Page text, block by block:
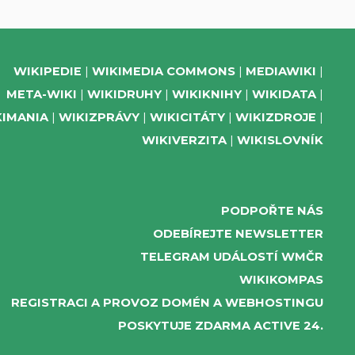
WIKIPEDIE WIKIMEDIA COMMONS
MEDIAWIKI
META-WIKI
WIKIDRUHY WIKIKNIHY
WIKIDATA
WIKIZPRÁVY WIKICITÁTY
WIKIZDROJE
WIKIVERZITA
WIKISLOVNÍK
PODPOŘTE NÁS
ODEBÍREJTE NEWSLETTER
TELEGRAM UDÁLOSTÍ WMČR
WIKIKOMPAS
REGISTRACI A PROVOZ DOMÉN A WEBHOSTINGU
POSKYTUJE ZDARMA ACTIVE 24.